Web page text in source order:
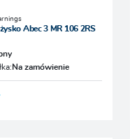
Abec 3 MR 106 2RS
Na zamówienie